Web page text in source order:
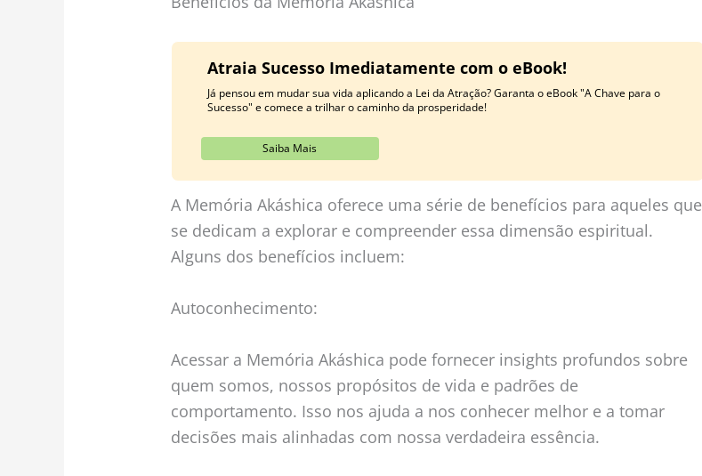
Atraia Sucesso Imediatamente com o eBook!
Já pensou em mudar sua vida aplicando a Lei da Atração? Garanta o eBook "A Chave para o
Sucesso" e comece a trilhar o caminho da prosperidade!
Saiba Mais
A Memória Akáshica oferece uma série de benefícios para aqueles que
se dedicam a explorar e compreender essa dimensão espiritual.
Alguns dos benefícios incluem:
Autoconhecimento:
Acessar a Memória Akáshica pode fornecer insights profundos sobre
quem somos, nossos propósitos de vida e padrões de
comportamento. Isso nos ajuda a nos conhecer melhor e a tomar
decisões mais alinhadas com nossa verdadeira essência.